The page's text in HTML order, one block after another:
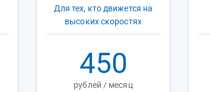
Для тех, кто движется на
высоких скоростях
450
рублей / месяц